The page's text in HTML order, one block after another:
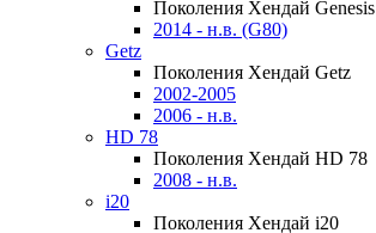
Поколения Хендай Genesis
2014 - н.в. (G80)
Getz
Поколения Хендай Getz
2002-2005
2006 - н.в.
HD 78
Поколения Хендай HD 78
2008 - н.в.
i20
Поколения Хендай i20